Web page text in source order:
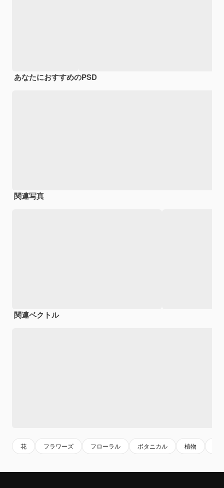
あなたにおすすめのPSD
関連写真
関連ベクトル
花 フラワーズ フローラル ボタニカル 植物